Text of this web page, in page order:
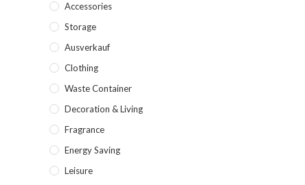
Accessories
Storage
Ausverkauf
Clothing
Waste Container
Decoration & Living
Fragrance
Energy Saving
Leisure